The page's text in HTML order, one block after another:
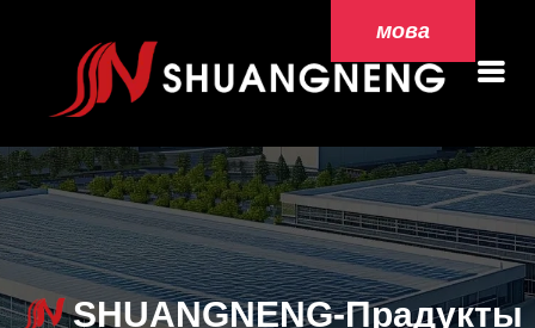
мова
SHUANGNENG-Прадукты